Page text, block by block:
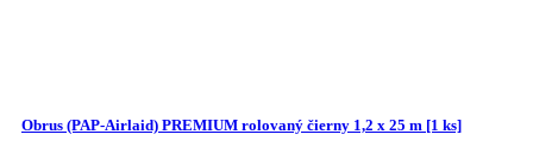
Obrus (PAP-Airlaid) PREMIUM rolovaný čierny 1,2 x 25 m [1 ks]